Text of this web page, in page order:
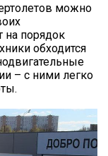
можно
на порядок
обходится
– с ними легко